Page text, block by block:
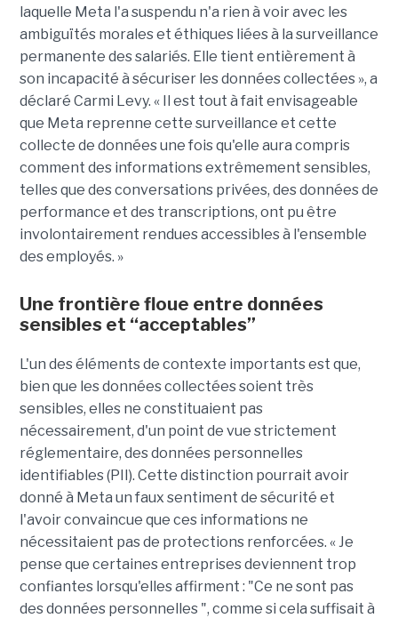
laquelle Meta l'a suspendu n'a rien à voir avec les
ambiguïtés morales et éthiques liées à la surveillance
permanente des salariés. Elle tient entièrement à
son incapacité à sécuriser les données collectées », a
déclaré Carmi Levy. « Il est tout à fait envisageable
que Meta reprenne cette surveillance et cette
collecte de données une fois qu'elle aura compris
comment des informations extrêmement sensibles,
telles que des conversations privées, des données de
performance et des transcriptions, ont pu être
involontairement rendues accessibles à l'ensemble
des employés. »
Une frontière floue entre données
sensibles et “acceptables”
L'un des éléments de contexte importants est que,
bien que les données collectées soient très
sensibles, elles ne constituaient pas
nécessairement, d'un point de vue strictement
réglementaire, des données personnelles
identifiables (PII). Cette distinction pourrait avoir
donné à Meta un faux sentiment de sécurité et
l'avoir convaincue que ces informations ne
nécessitaient pas de protections renforcées. « Je
pense que certaines entreprises deviennent trop
confiantes lorsqu'elles affirment : "Ce ne sont pas
des données personnelles ", comme si cela suffisait à